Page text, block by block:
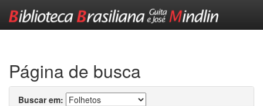
Página de busca
Buscar em: